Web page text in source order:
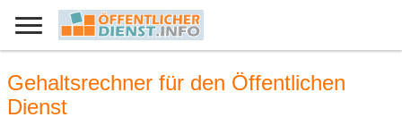
Gehaltsrechner für den Öffentlichen
Dienst